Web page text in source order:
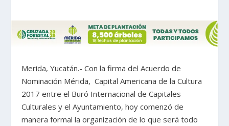
Merida, Yucatán.- Con la firma del Acuerdo de
Nominación Mérida, Capital Americana de la Cultura
2017 entre el Buró Internacional de Capitales
Culturales y el Ayuntamiento, hoy comenzó de
manera formal la organización de lo que será todo